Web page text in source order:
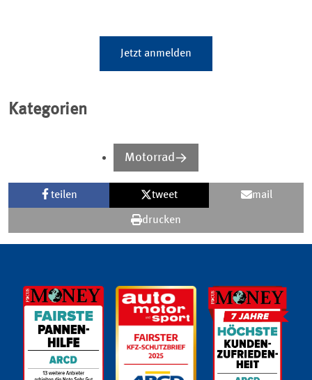
Jetzt anmelden
Kategorien
Motorrad
teilen tweet mail
drucken